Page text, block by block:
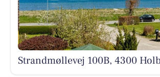
Strandmøllevej 100B, 4300